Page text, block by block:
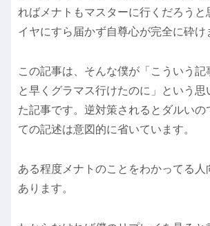
ればメナトもマスターに行くだろうと
イヤにすら届かず自尊心が完全に砕け
この記事は、そんな僕が「こういう記
と早くグラマス行けたのに」という思
た記事です。逆対策されるとダルいの
ての記述は意図的に省いています。
ある程度メナトのことをわかってる人
あります。